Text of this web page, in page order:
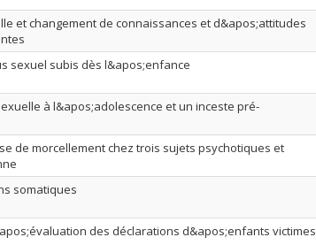
et changement de connaissances et d&apos;attitudes
sexuel subis dès l&apos;enfance
à l&apos;adolescence et un inceste pré-
de morcellement chez trois sujets psychotiques et
somatiques
des déclarations d&apos;enfants victimes